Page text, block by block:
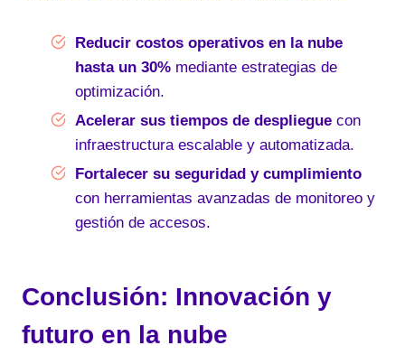
Reducir costos operativos en la nube
hasta un 30% mediante estrategias de
optimización.
Acelerar sus tiempos de despliegue con
infraestructura escalable y automatizada.
Fortalecer su seguridad y cumplimiento
con herramientas avanzadas de monitoreo y
gestión de accesos.
Conclusión: Innovación y
futuro en la nube